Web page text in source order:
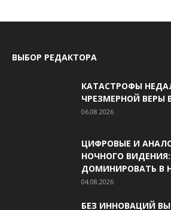
ВЫБОР РЕДАКТОРА
КАТАСТРОФЫ
ЧРЕЗМЕРНОЙ ВЕРЫ
06.08.2026
ЦИФРОВЫЕ И
НОЧНОГО
ДОМИНИРОВАТЬ В
04.08.2026
БЕЗ ИННОВАЦИЙ